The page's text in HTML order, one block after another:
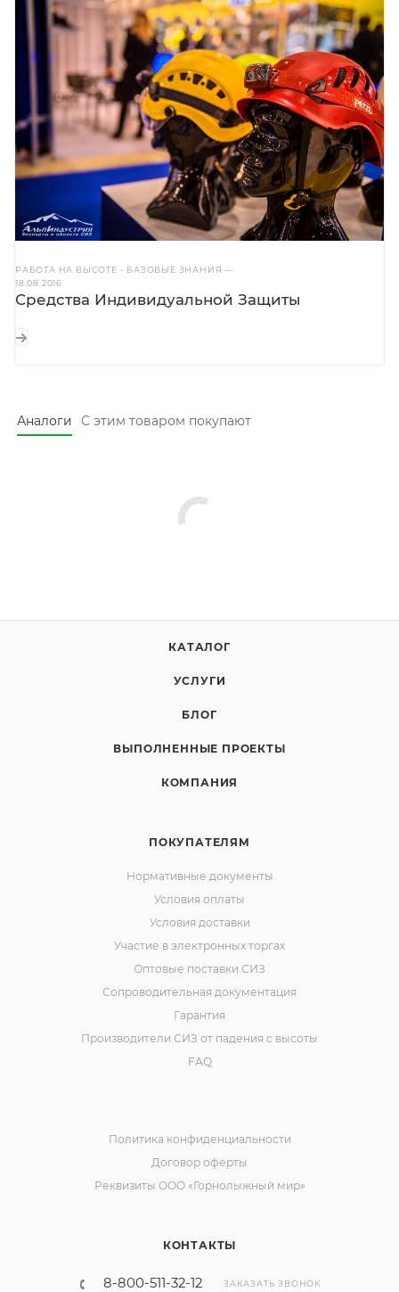
РАБОТА НА ВЫСОТЕ - БАЗОВЫЕ ЗНАНИЯ—
18.08.2016
Средства Индивидуальной Защиты
Аналоги С этим товаром покупают
КАТАЛОГ
УСЛУГИ
БЛОГ
ВЫПОЛНЕННЫЕ ПРОЕКТЫ
КОМПАНИЯ
ПОКУПАТЕЛЯМ
Нормативные документы
Условия оплаты
Условия доставки
Участие в электронных торгах
Оптовые поставки СИЗ
Сопроводительная документация
Гарантия
Производители СИЗ от падения с высоты
FAQ
КОНТАКТЫ
8-800-511-32-12 ЗАКАЗАТЬ ЗВОНОК
Политика конфиденциальности
Договор оферты
Реквизиты ООО «Горнолыжный мир»